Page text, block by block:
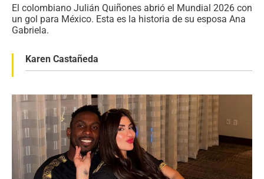
El colombiano Julián Quiñones abrió el Mundial 2026 con
un gol para México. Esta es la historia de su esposa Ana
Gabriela.
Karen Castañeda